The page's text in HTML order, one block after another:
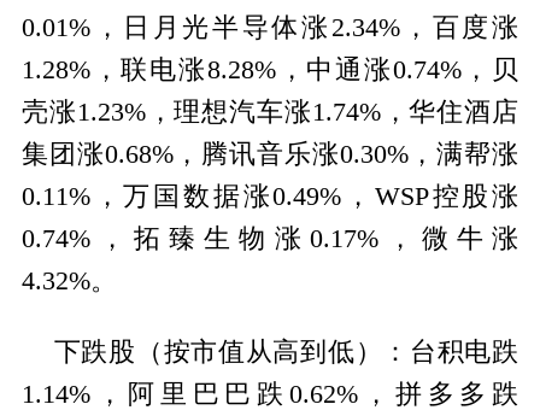
0.01%，日月光半导体涨2.34%，百度涨
1.28%，联电涨8.28%，中通涨0.74%，贝
壳涨1.23%，理想汽车涨1.74%，华住酒店
集团涨0.68%，腾讯音乐涨0.30%，满帮涨
0.11%，万国数据涨0.49%，WSP控股涨
0.74%，拓臻生物涨0.17%，微牛涨
4.32%。
下跌股（按市值从高到低）：台积电跌
1.14%，阿里巴巴跌0.62%，拼多多跌